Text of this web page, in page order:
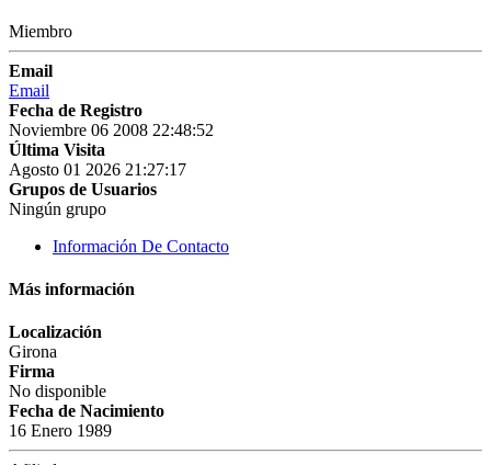
Miembro
Email
Email
Fecha de Registro
Noviembre 06 2008 22:48:52
Última Visita
Agosto 01 2026 21:27:17
Grupos de Usuarios
Ningún grupo
Información De Contacto
Más información
Localización
Girona
Firma
No disponible
Fecha de Nacimiento
16 Enero 1989